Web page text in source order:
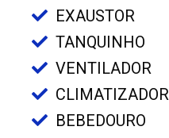
EXAUSTOR
TANQUINHO
VENTILADOR
CLIMATIZADOR
BEBEDOURO